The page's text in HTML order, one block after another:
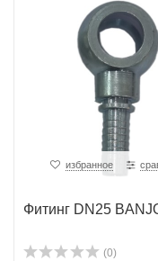
избранное
Фитинг DN25
(0)